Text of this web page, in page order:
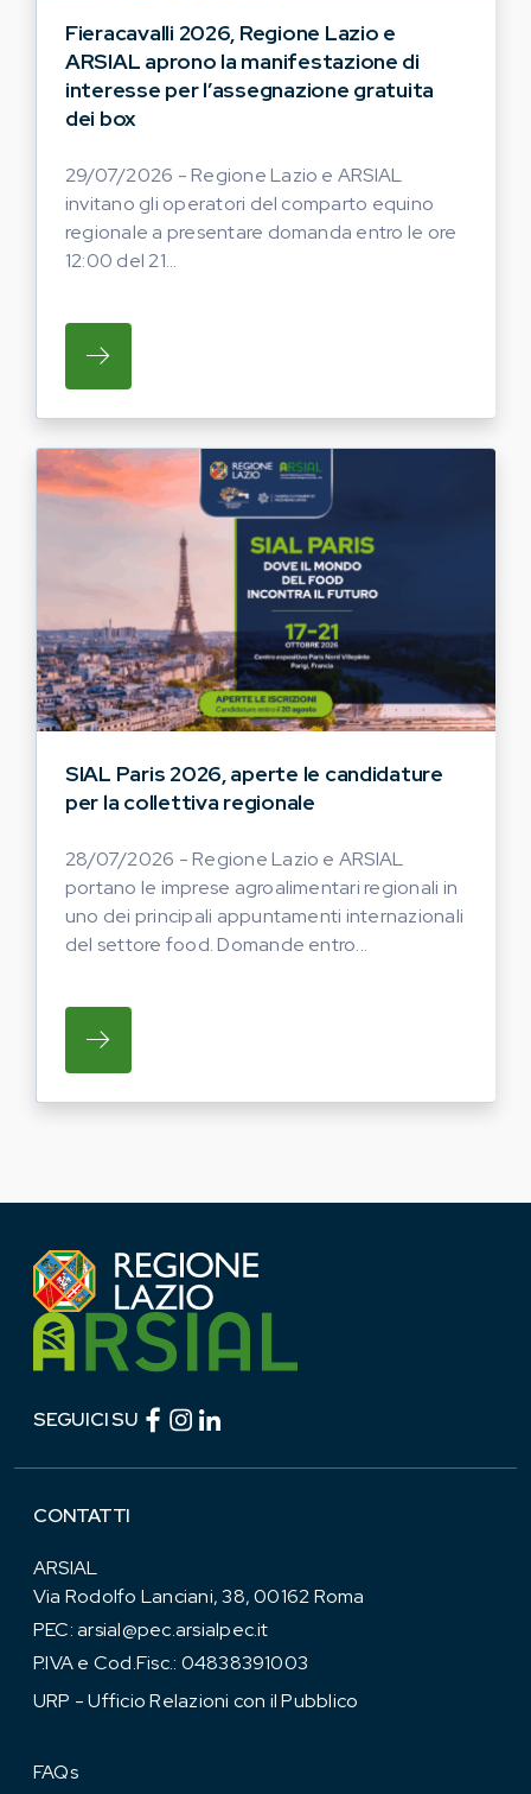
Fieracavalli 2026, Regione Lazio e
ARSIAL aprono la manifestazione di
interesse per l’assegnazione gratuita
dei box
29/07/2026 - Regione Lazio e ARSIAL
invitano gli operatori del comparto equino
regionale a presentare domanda entro le ore
12:00 del 21...
SU REGIONE LAZIO E ARSIAL INVITANO
SIAL Paris 2026, aperte le candidature
per la collettiva regionale
28/07/2026 - Regione Lazio e ARSIAL
portano le imprese agroalimentari regionali in
uno dei principali appuntamenti internazionali
del settore food. Domande entro...
SU REGIONE LAZIO E ARSIAL PORTANO
SEGUICI SU Facebook (link esterno)
Instagram (link esterno)
CONTATTI
ARSIAL
Via Rodolfo Lanciani, 38, 00162 Roma
PEC:arsial@pec.arsialpec.it
P.IVA e Cod.Fisc.: 04838391003
URP - Ufficio Relazioni con il Pubblico
FAQs